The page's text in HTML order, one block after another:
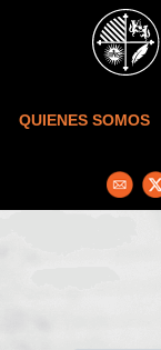
Skip to main content
QUIENES SOMOS